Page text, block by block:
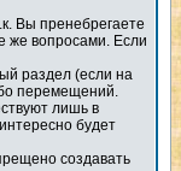
Вы пренебрегаете
же вопросами. Если
раздел (если на
перемещений.
лишь в
будет
создавать